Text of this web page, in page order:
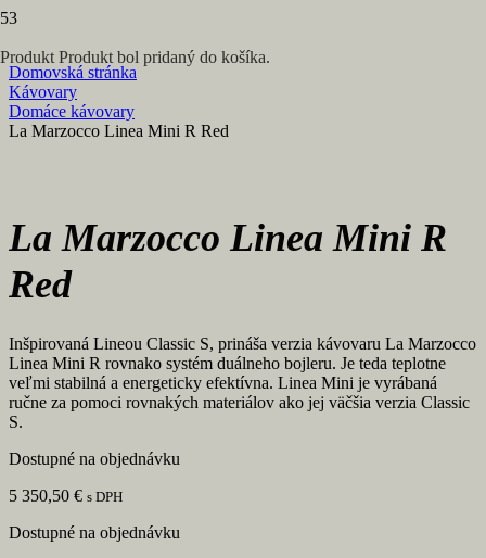
Produkt Produkt bol pridaný do košíka.
Domovská stránka
Kávovary
Domáce kávovary
La Marzocco Linea Mini R Red
La Marzocco Linea Mini R
Red
Inšpirovaná Lineou Classic S, prináša verzia kávovaru La Marzocco
Linea Mini R rovnako systém duálneho bojleru. Je teda teplotne
veľmi stabilná a energeticky efektívna. Linea Mini je vyrábaná
ručne za pomoci rovnakých materiálov ako jej väčšia verzia Classic
S.
Dostupné na objednávku
5 350,50 € s DPH
Dostupné na objednávku